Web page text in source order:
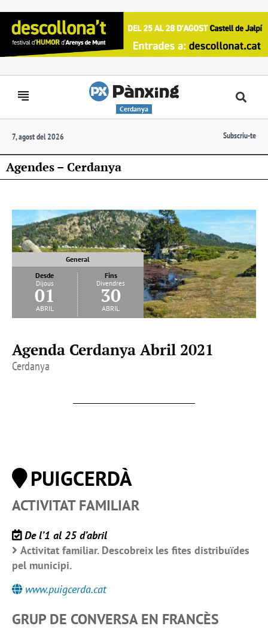
Cerdanya
7, agost del 2026 Subscriu-te
Agendes – Cerdanya
General
Desde
Dijous
01
abril
Fins
Divendres
30
abril
Agenda Cerdanya Abril 2021
Cerdanya
PUIGCERDÀ
ACTIVITAT FAMILIAR
De l’1 al 25 d’abril
Activitat familiar. Descobreix les fites distribuïdes
pel municipi.
www.puigcerda.cat
GRUP DE CONVERSA EN FRANCÈS